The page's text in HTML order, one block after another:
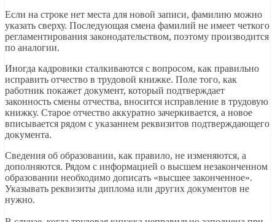
Если на строке нет места для новой записи, фамилию можно
указать сверху. Последующая смена фамилий не имеет четкого
регламентирования законодательством, поэтому производится
по аналогии.
Иногда кадровики сталкиваются с вопросом, как правильно
исправить отчество в трудовой книжке. Поле того, как
работник покажет документ, который подтверждает
законность смены отчества, вносится исправление в трудовую
книжку. Старое отчество аккуратно зачеркивается, а новое
вписывается рядом с указанием реквизитов подтверждающего
документа.
Сведения об образовании, как правило, не изменяются, а
дополняются. Рядом с информацией о высшем незаконченном
образовании необходимо дописать «высшее законченное».
Указывать реквизиты диплома или других документов не
нужно.